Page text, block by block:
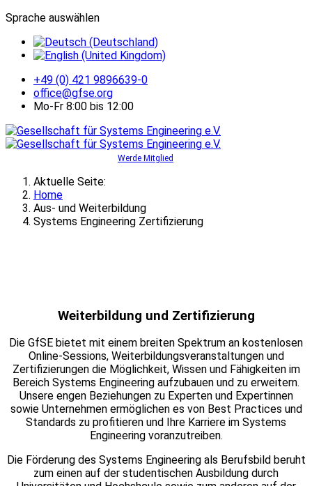
Sprache auswählen
+49 (0) 421 9896639-0
office@gfse.org
Mo-Fr 8:00 bis 12:00
Werde Mitglied
Aktuelle Seite:
Home
Aus- und Weiterbildung
Systems Engineering Zertifizierung
Weiterbildung und Zertifizierung
Die GfSE bietet mit einem breiten Spektrum an kostenlosen
Online-Sessions, Weiterbildungsveranstaltungen und
Zertifizierungen die Möglichkeit, Wissen und Fähigkeiten im
Bereich Systems Engineering aufzubauen und zu erweitern.
Unsere engen Beziehungen zu Experten und Expertinnen
sowie Unternehmen ermöglichen es von Best Practices und
Standards zu profitieren und Ihre Karriere im Systems
Engineering voranzutreiben.
Die Förderung des Systems Engineering als Berufsbild beruht
zum einen auf der studentischen Ausbildung durch